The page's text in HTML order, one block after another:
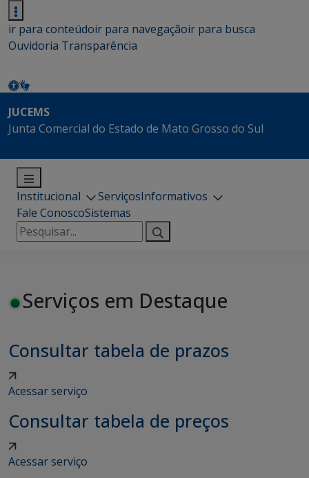
ir para conteúdoir para navegaçãoir para busca
Ouvidoria Transparência
JUCEMS
Junta Comercial do Estado de Mato Grosso do Sul
Institucional ServiçosInformativos
Fale ConoscoSistemas
Pesquisar
por:
Serviços em Destaque
Consultar tabela de prazos
Acessar serviço
Consultar tabela de preços
Acessar serviço